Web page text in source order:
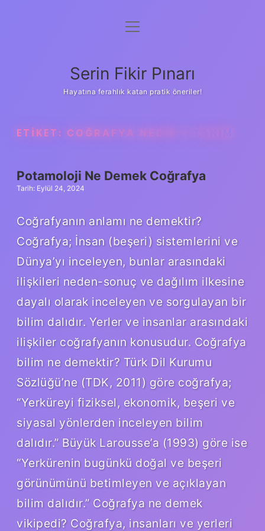
Gizlilik Politikası
Yasal Uyarı
menüyü
Serin Fikir Pınarı
Hayatına ferahlık katan pratik öneriler!
ETIKET: COĞRAFYA NEDIR 5 TANIM
Potamoloji Ne Demek Coğrafya
Tarih: Eylül 24, 2024
Coğrafyanın anlamı ne demektir?
Coğrafya; İnsan (beşeri) sistemlerini ve
Dünya’yı inceleyen, bunlar arasındaki
ilişkileri neden-sonuç ve dağılım ilkesine
dayalı olarak inceleyen ve sorgulayan bir
bilim dalıdır. Yerler ve insanlar arasındaki
ilişkiler coğrafyanın konusudur. Coğrafya
bilim ne demektir? Türk Dil Kurumu
Sözlüğü’ne (TDK, 2011) göre coğrafya;
“Yerküreyi fiziksel, ekonomik, beşeri ve
siyasal yönlerden inceleyen bilim
dalıdır.” Büyük Larousse’a (1993) göre ise
“Yerkürenin bugünkü doğal ve beşeri
görünümünü betimleyen ve açıklayan
bilim dalıdır.” Coğrafya ne demek
vikipedi? Coğrafya, insanları ve yerleri